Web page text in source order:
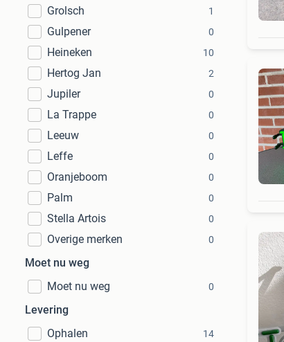
Grolsch 1
Gulpener 0
Heineken 10
Hertog Jan 2
Jupiler 0
La Trappe 0
Leeuw 0
Leffe 0
Oranjeboom 0
Palm 0
Stella Artois 0
Overige merken 0
Moet nu weg
Moet nu weg
0
Levering
Ophalen
14